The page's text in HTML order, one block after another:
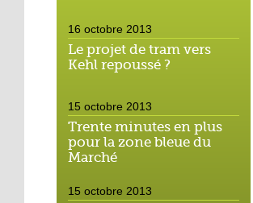
16 octobre 2013
Le projet de tram vers
Kehl repoussé ?
15 octobre 2013
Trente minutes en plus
pour la zone bleue du
Marché
15 octobre 2013